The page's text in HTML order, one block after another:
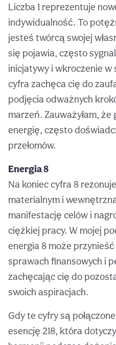
Liczba 1 reprezentuje
indywidualność. To
jesteś twórcą swojej
się pojawia, często
inicjatywy i wkroczenie w
cyfra zachęca cię do
podjęcia odważnych
marzeń. Zauważyłam,
energię, często
przełomów.
Energia 8
Na koniec cyfra 8
materialnym i
manifestację celów i
ciężkiej pracy. W mojej
energia 8 może
sprawach finansowych i
zachęcając cię do
swoich aspiracjach.
Gdy te cyfry są
esencję 218, która